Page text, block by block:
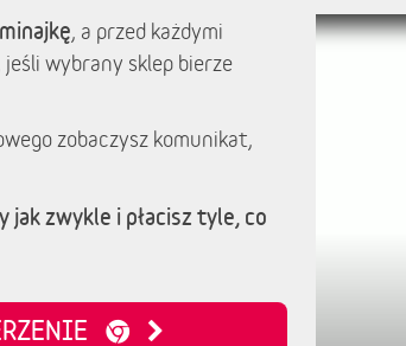
, a przed każdymi
wybrany sklep bierze
zobaczysz komunikat,
jak zwykle i płacisz tyle, co